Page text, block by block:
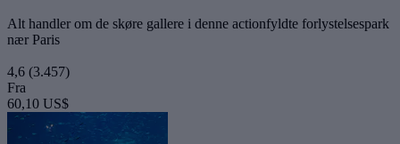
Alt handler om de skøre gallere i denne actionfyldte forlystelsespark
nær Paris
4,6 (3.457)
Fra
60,10 US$